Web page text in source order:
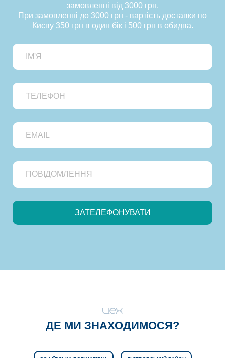
замовленні від 3000 грн.
При замовленні до 3000 грн - вартість доставки по
Києву 350 грн в один бік і 500 грн в обидва.
ДЕ МИ ЗНАХОДИМОСЯ?